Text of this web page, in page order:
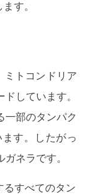
す。
ミトコンドリア
しています。
一部のタンパク
す。したがっ
ネラです。
るすべてのタン